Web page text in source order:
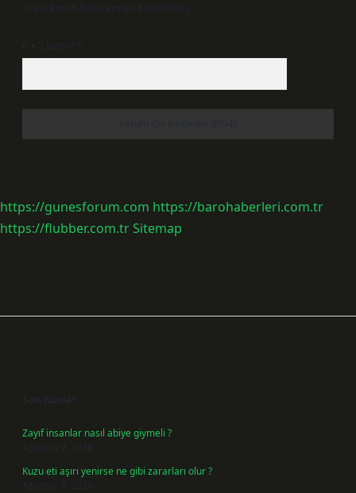
site adresim bu tarayıcıya kaydedilsin.
6 + 2 kaçtır? *
https://gunesforum.com https://barohaberleri.com.tr
https://flubber.com.trSitemap
Son Yazılar
Zayıf insanlar nasıl abiye giymeli ?
Ağustos 9, 2026
Kuzu eti aşırı yenirse ne gibi zararları olur ?
Ağustos 8, 2026